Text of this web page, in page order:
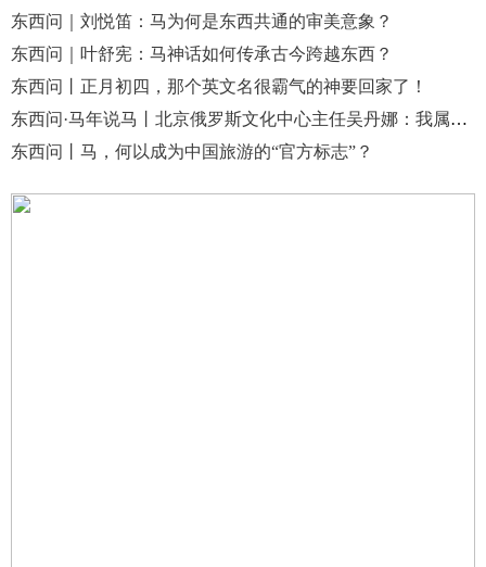
东西问｜刘悦笛：马为何是东西共通的审美意象？
东西问｜叶舒宪：马神话如何传承古今跨越东西？
东西问丨正月初四，那个英文名很霸气的神要回家了！
东西问·马年说马丨北京俄罗斯文化中心主任吴丹娜：我属马，你呢？
东西问丨马，何以成为中国旅游的“官方标志”？